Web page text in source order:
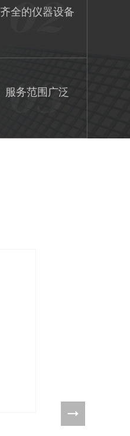
齐全的仪器设备
服务范围广泛
四川地理